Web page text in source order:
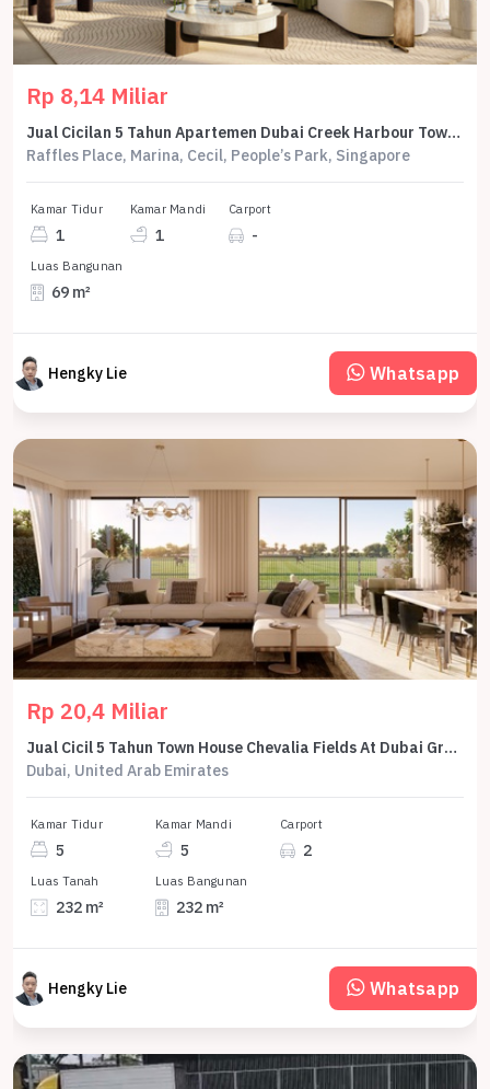
Rp 8,14 Miliar
Jual Cicilan 5 Tahun Apartemen Dubai Creek Harbour Tower Silva 1 Bedroom 69 M2 - Sell Apartment Dubai Creek Harbour Tower Silva 1 Br 69 Sqm By Emmar
Raffles Place, Marina, Cecil, People’s Park, Singapore
Kamar Tidur
1
Kamar Mandi
1
Carport
-
Luas Bangunan
69 m²
Hengky Lie Whatsapp
Rp 20,4 Miliar
Jual Cicil 5 Tahun Town House Chevalia Fields At Dubai Grand Polo Club And Resort 5 Br 232 M2 - Sell Town House Chevalia Fields At Dubai Grand Polo Club And Resort 5 Br 232 Sqm By Emaar
Dubai, United Arab Emirates
Kamar Tidur
5
Kamar Mandi
5
Carport
2
Luas Tanah
232 m²
Luas Bangunan
232 m²
Hengky Lie Whatsapp